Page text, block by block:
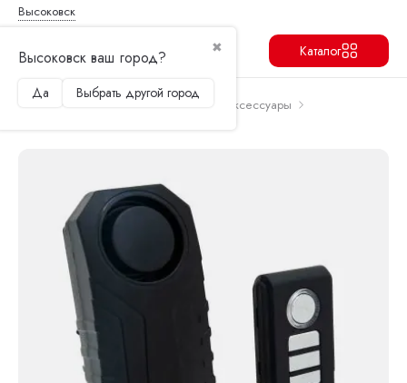
Высоковск
✖
Высоковск ваш город?
Да Выбрать другой город
Каталог
Главная Запчасти и аксессуары
Аксессуары
Продолжить Перейти в корзину